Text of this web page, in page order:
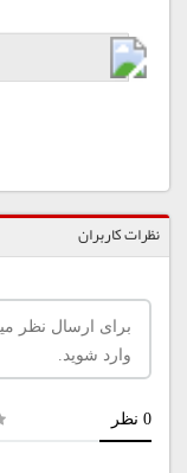
نظرات کاربران